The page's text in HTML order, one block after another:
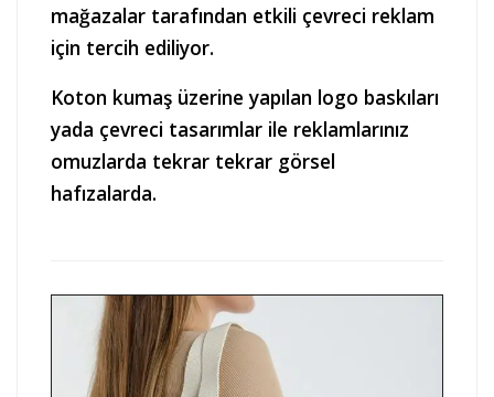
mağazalar tarafından etkili çevreci reklam
için tercih ediliyor.
Koton kumaş üzerine yapılan logo baskıları
yada çevreci tasarımlar ile reklamlarınız
omuzlarda tekrar tekrar görsel
hafızalarda.